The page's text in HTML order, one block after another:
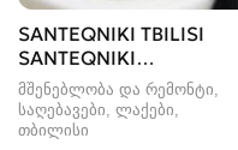
SANTEQNIKI TBILISI
SANTEQNIKI
GAMODZAXEBIT
მშენებლობა და რემონტი,
საღებავები, ლაქები
თბილისი